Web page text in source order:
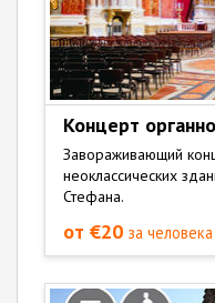
Концерт
Завораживающий
неоклассических
Стефана.
от €20 за человека